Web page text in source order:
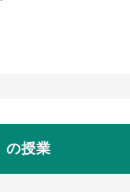
の授業